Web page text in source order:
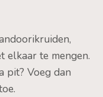
elkaar te mengen.
pit? Voeg dan